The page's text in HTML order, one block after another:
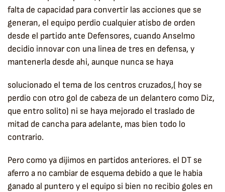
falta de capacidad para convertir las acciones que se
generan, el equipo perdio cualquier atisbo de orden
desde el partido ante Defensores, cuando Anselmo
decidio innovar con una linea de tres en defensa, y
mantenerla desde ahi, aunque nunca se haya
solucionado el tema de los centros cruzados,( hoy se
perdio con otro gol de cabeza de un delantero como Diz,
que entro solito) ni se haya mejorado el traslado de
mitad de cancha para adelante, mas bien todo lo
contrario.
Pero como ya dijimos en partidos anteriores. el DT se
aferro a no cambiar de esquema debido a que le habia
ganado al puntero y el equipo si bien no recibio goles en